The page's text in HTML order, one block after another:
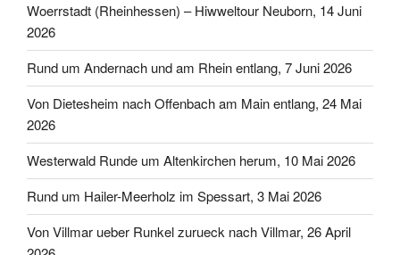
Woerrstadt (Rheinhessen) – Hiwweltour Neuborn, 14 Juni
2026
Rund um Andernach und am Rhein entlang, 7 Juni 2026
Von Dietesheim nach Offenbach am Main entlang, 24 Mai
2026
Westerwald Runde um Altenkirchen herum, 10 Mai 2026
Rund um Hailer-Meerholz im Spessart, 3 Mai 2026
Von Villmar ueber Runkel zurueck nach Villmar, 26 April